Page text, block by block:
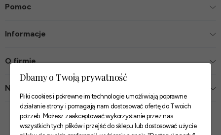
Pomoc
Informacje
O firmie
Nasze sklepy
Zaufane płatności
Dbamy o Twoją prywatność
Pliki cookies i pokrewne im technologie umożliwiają poprawne
działanie strony i pomagają nam dostosować ofertę do Twoich
potrzeb. Możesz zaakceptować wykorzystanie przez nas
wszystkich tych plików i przejść do sklepu lub dostosować użycie